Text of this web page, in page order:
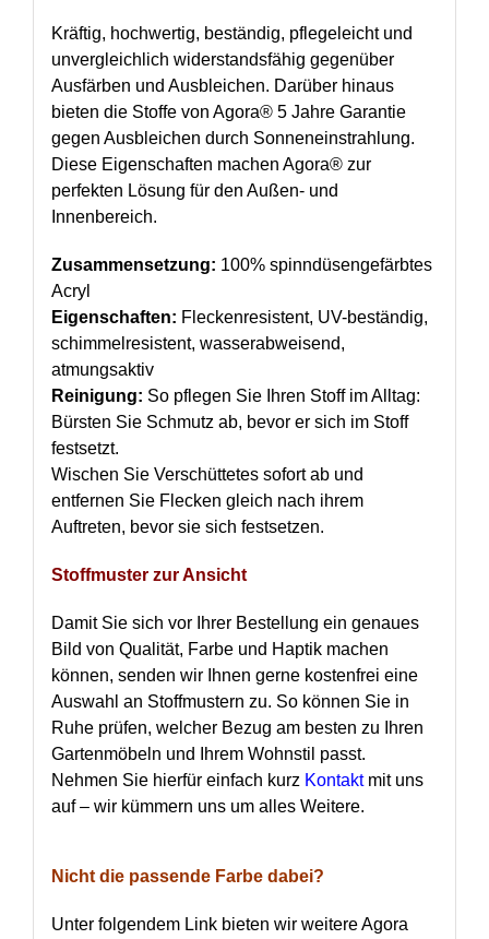
Kräftig, hochwertig, beständig, pflegeleicht und
unvergleichlich widerstandsfähig gegenüber
Ausfärben und Ausbleichen. Darüber hinaus
bieten die Stoffe von Agora® 5 Jahre Garantie
gegen Ausbleichen durch Sonneneinstrahlung.
Diese Eigenschaften machen Agora® zur
perfekten Lösung für den Außen- und
Innenbereich.
Zusammensetzung: 100% spinndüsengefärbtes
Acryl
Eigenschaften: Fleckenresistent, UV-beständig,
schimmelresistent, wasserabweisend,
atmungsaktiv
Reinigung: So pflegen Sie Ihren Stoff im Alltag:
Bürsten Sie Schmutz ab, bevor er sich im Stoff
festsetzt.
Wischen Sie Verschüttetes sofort ab und
entfernen Sie Flecken gleich nach ihrem
Auftreten, bevor sie sich festsetzen.
Stoffmuster zur Ansicht
Damit Sie sich vor Ihrer Bestellung ein genaues
Bild von Qualität, Farbe und Haptik machen
können, senden wir Ihnen gerne kostenfrei eine
Auswahl an Stoffmustern zu. So können Sie in
Ruhe prüfen, welcher Bezug am besten zu Ihren
Gartenmöbeln und Ihrem Wohnstil passt.
Nehmen Sie hierfür einfach kurz Kontakt mit uns
auf – wir kümmern uns um alles Weitere.
Nicht die passende Farbe dabei?
Unter folgendem Link bieten wir weitere Agora